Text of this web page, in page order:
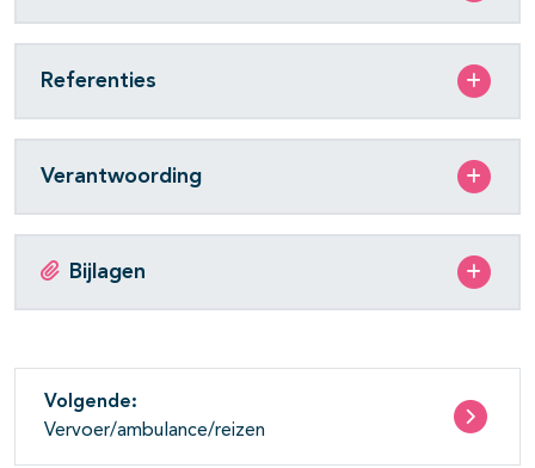
Referenties
Verantwoording
Bijlagen
Volgende:
Vervoer/ambulance/reizen